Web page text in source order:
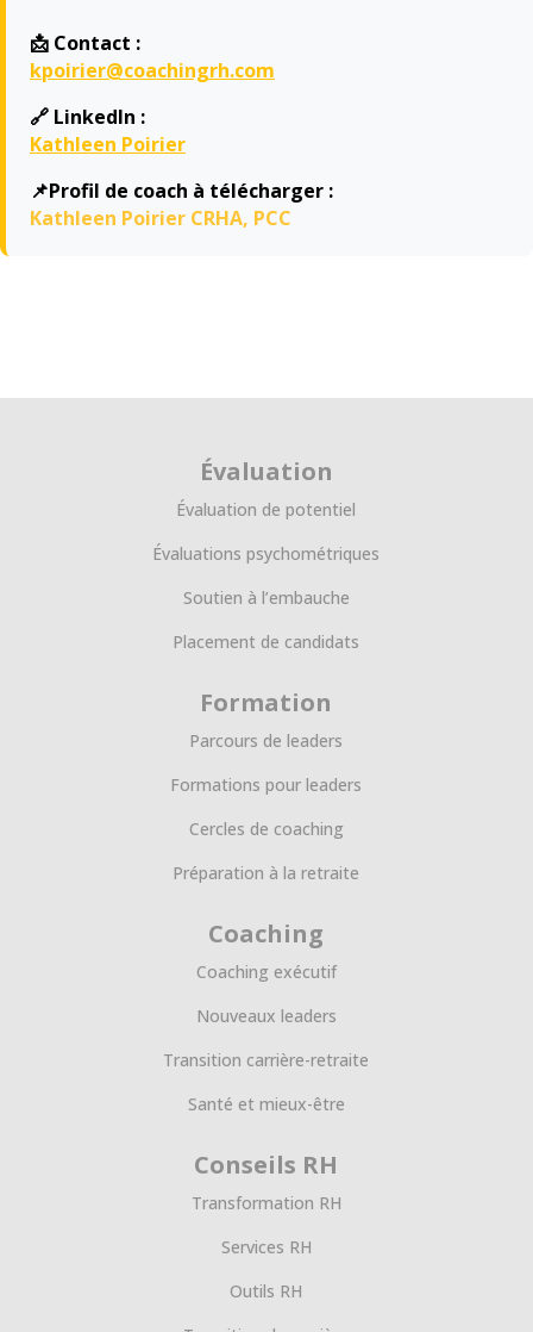
📩 Contact :
kpoirier@coachingrh.com
🔗 LinkedIn :
Kathleen Poirier
📌Profil de coach à télécharger :
Kathleen Poirier CRHA, PCC
Évaluation
Évaluation de potentiel
Évaluations psychométriques
Soutien à l’embauche
Placement de candidats
Formation
Parcours de leaders
Formations pour leaders
Cercles de coaching
Préparation à la retraite
Coaching
Coaching exécutif
Nouveaux leaders
Transition carrière-retraite
Santé et mieux-être
Conseils RH
Transformation RH
Services RH
Outils RH